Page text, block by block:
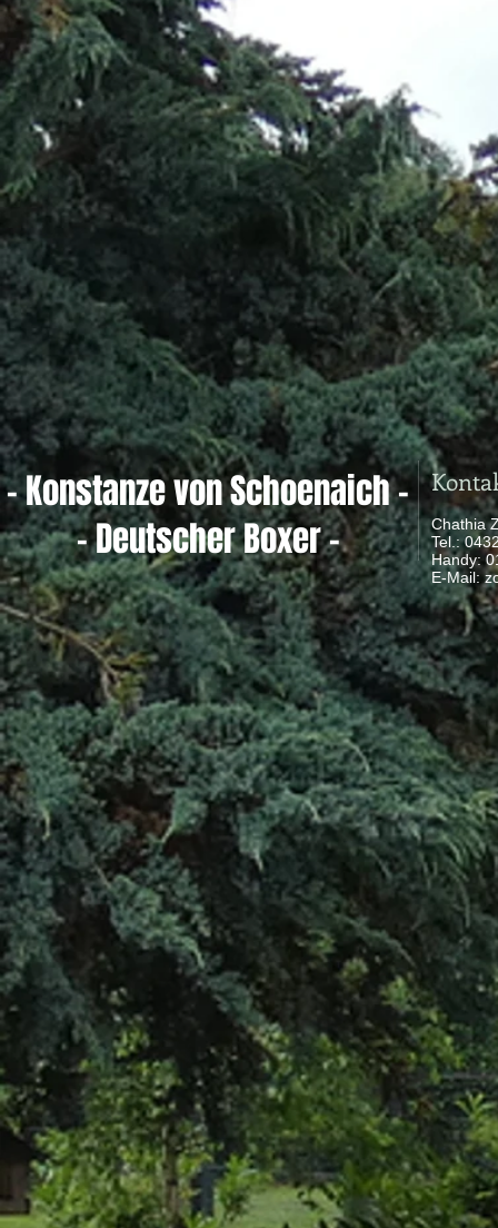
- Konstanze von Schoenaich -
- Deutscher Boxer -
Chathia
Tel.:
Handy:
​ E-Mail: